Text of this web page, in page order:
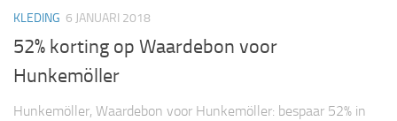
KLEDING 6 JANUARI 2018
52% korting op Waardebon voor
Hunkemöller
Hunkemöller, Waardebon voor Hunkemöller: bespaar 52% in